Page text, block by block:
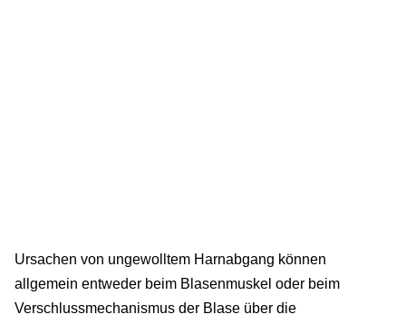
Ursachen von ungewolltem Harnabgang können
allgemein entweder beim Blasenmuskel oder beim
Verschlussmechanismus der Blase über die